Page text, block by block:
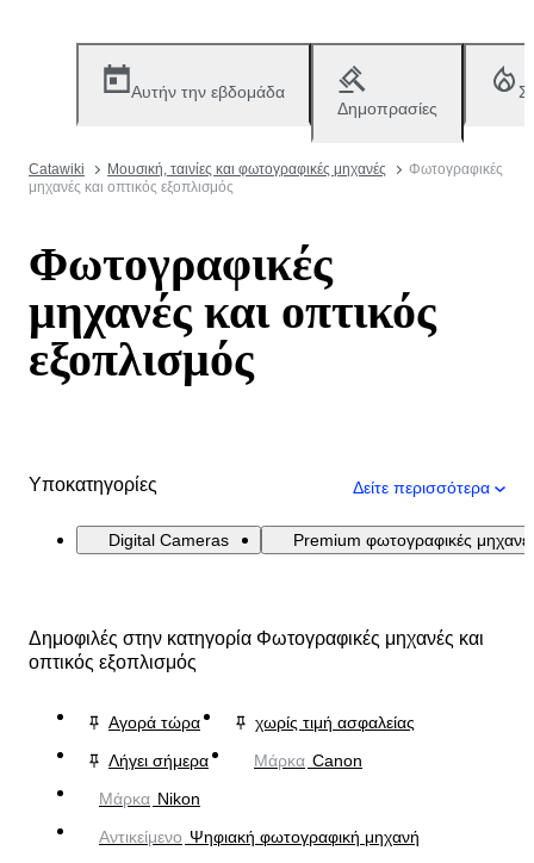
Αυτήν την εβδομάδα
Δημοπρασίες
Catawiki Μουσική, ταινίες και φωτογραφικές μηχανές
Φωτογραφικές
μηχανές και οπτικός εξοπλισμός
Φωτογραφικές
μηχανές και οπτικός
εξοπλισμός
Υποκατηγορίες Δείτε περισσότερα
Digital Cameras Premium φωτογραφικές
Δημοφιλές στην κατηγορία Φωτογραφικές μηχανές και
οπτικός εξοπλισμός
Αγορά τώρα
χωρίς τιμή ασφαλείας
Λήγει σήμερα
Μάρκα Canon
Μάρκα Nikon
Αντικείμενο Ψηφιακή φωτογραφική μηχανή